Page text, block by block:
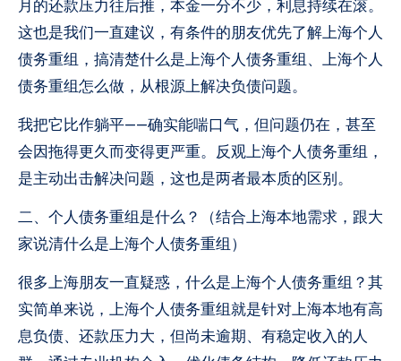
月的还款压力往后推，本金一分不少，利息持续在滚。
这也是我们一直建议，有条件的朋友优先了解上海个人
债务重组，搞清楚什么是上海个人债务重组、上海个人
债务重组怎么做，从根源上解决负债问题。
我把它比作躺平——确实能喘口气，但问题仍在，甚至
会因拖得更久而变得更严重。反观上海个人债务重组，
是主动出击解决问题，这也是两者最本质的区别。
二、个人债务重组是什么？（结合上海本地需求，跟大
家说清什么是上海个人债务重组）
很多上海朋友一直疑惑，什么是上海个人债务重组？其
实简单来说，上海个人债务重组就是针对上海本地有高
息负债、还款压力大，但尚未逾期、有稳定收入的人